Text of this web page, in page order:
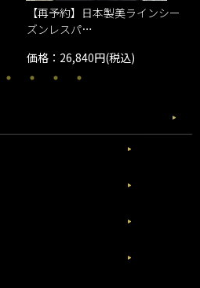
【再予約】日本製美ラインシー
ズンレスパ…
価格：26,840円(税込)